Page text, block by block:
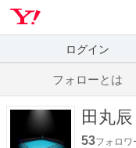
ログイン
フォローとは
田丸辰
53フォロワ